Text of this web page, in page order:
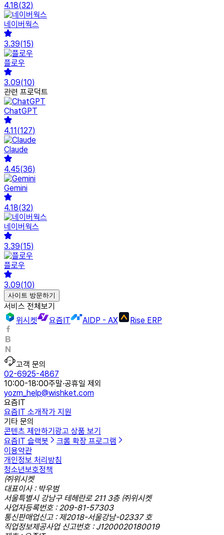
4.18(32)
네이버웍스
3.39(15)
플로우
3.09(10)
관련 프로덕트
ChatGPT
4.11(127)
Claude
4.45(36)
Gemini
4.18(32)
네이버웍스
3.39(15)
플로우
3.09(10)
사이트 방문하기
서비스 전체보기
위시켓
요즘IT AIDP - AX Rise ERP
고객 문의
02-6925-4867
10:00-18:00주말·공휴일 제외
yozm_help@wishket.com
요즘IT
요즘IT 소개작가 지원
기타 문의
콘텐츠 제안하기광고 상품 보기
요즘IT 슬랙봇
크롬 확장 프로그램
이용약관
개인정보 처리방침
청소년보호정책
㈜위시켓
대표이사 : 박우범
서울특별시 강남구 테헤란로 211 3층 ㈜위시켓
사업자등록번호 : 209-81-57303
통신판매업신고 : 제2018-서울강남-02337 호
직업정보제공사업 신고번호 : J1200020180019